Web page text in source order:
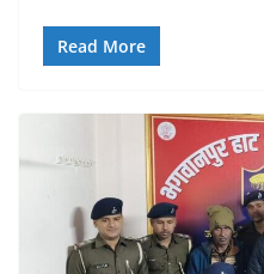
Read More